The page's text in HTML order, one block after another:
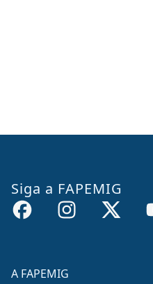
Siga a FAPEMIG
A FAPEMIG